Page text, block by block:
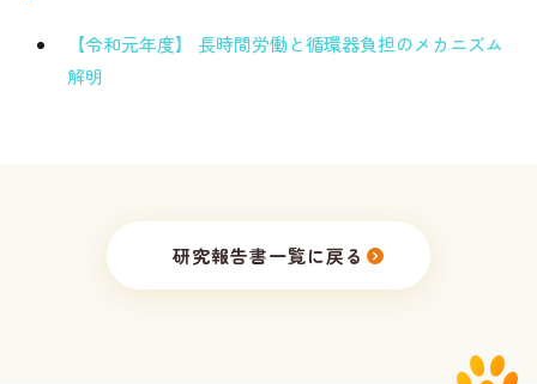
【令和元年度】 長時間労働と循環器負担のメカニズム
解明
研究報告書一覧に戻る